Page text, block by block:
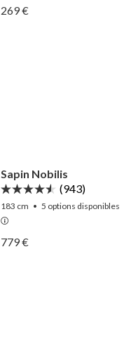
Afficher Sapin Grandview
Afficher Sapin Grandview
269 €
Sapin Nobilis
(943)
183 cm • 5 options disponibles
Afficher Sapin Nobilis —
Afficher Sapin Nobilis —
779 €